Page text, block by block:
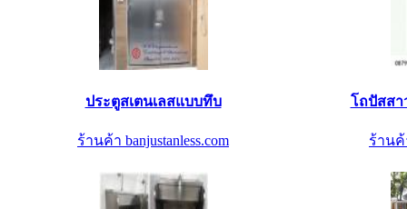
ประตูสเตนเลสแบบทึบ
ร้านค้า banjustanless.com
โถปัสสา
ร้านค้